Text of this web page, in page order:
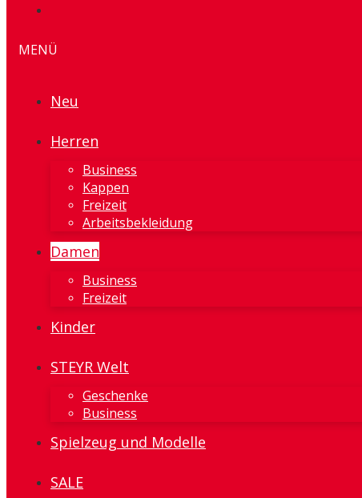
MENÜ
Neu
Herren
Business
Kappen
Freizeit
Arbeitsbekleidung
Damen
Business
Freizeit
Kinder
STEYR Welt
Geschenke
Business
Spielzeug und Modelle
SALE